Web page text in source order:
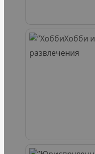
Хобби и
развлечения